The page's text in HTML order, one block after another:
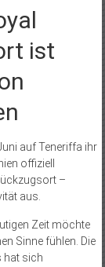
ist
auf Teneriffa ihr
offiziell
–
aus.
Zeit möchte
Sinne fühlen. Die
hat sich